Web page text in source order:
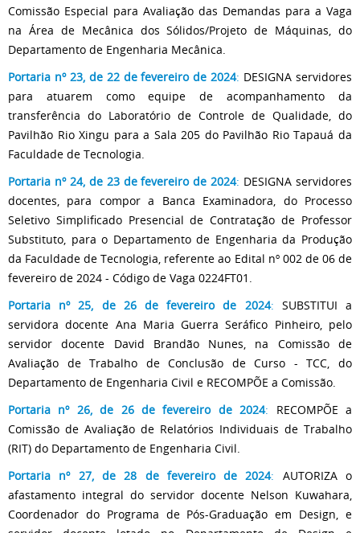
Comissão Especial para Avaliação das Demandas para a Vaga
na Área de Mecânica dos Sólidos/Projeto de Máquinas, do
Departamento de Engenharia Mecânica.
Portaria nº 23, de 22 de fevereiro de 2024: DESIGNA servidores
para atuarem como equipe de acompanhamento da
transferência do Laboratório de Controle de Qualidade, do
Pavilhão Rio Xingu para a Sala 205 do Pavilhão Rio Tapauá da
Faculdade de Tecnologia.
Portaria nº 24, de 23 de fevereiro de 2024: DESIGNA servidores
docentes, para compor a Banca Examinadora, do Processo
Seletivo Simplificado Presencial de Contratação de Professor
Substituto, para o Departamento de Engenharia da Produção
da Faculdade de Tecnologia, referente ao Edital nº 002 de 06 de
fevereiro de 2024 - Código de Vaga 0224FT01.
Portaria nº 25, de 26 de fevereiro de 2024: SUBSTITUI a
servidora docente Ana Maria Guerra Seráfico Pinheiro, pelo
servidor docente David Brandão Nunes, na Comissão de
Avaliação de Trabalho de Conclusão de Curso - TCC, do
Departamento de Engenharia Civil e RECOMPÕE a Comissão.
Portaria nº 26, de 26 de fevereiro de 2024: RECOMPÕE a
Comissão de Avaliação de Relatórios Individuais de Trabalho
(RIT) do Departamento de Engenharia Civil.
Portaria nº 27, de 28 de fevereiro de 2024: AUTORIZA o
afastamento integral do servidor docente Nelson Kuwahara,
Coordenador do Programa de Pós-Graduação em Design, e